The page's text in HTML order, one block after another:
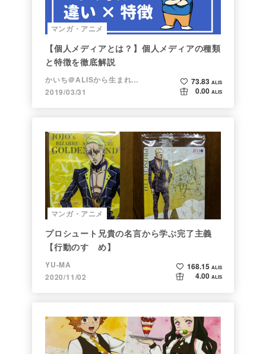
マンガ・アニメ
【個人メディアとは？】個人メディアの種類
と特徴を徹底解説
かいち＠ALISから生まれた漫画家
2019/03/31
73.83 ALIS
0.00 ALIS
マンガ・アニメ
プロシュート兄貴の名言から学ぶ完了主義
【行動のすゝめ】
YU-MA
2020/11/02
168.15 ALIS
4.00 ALIS